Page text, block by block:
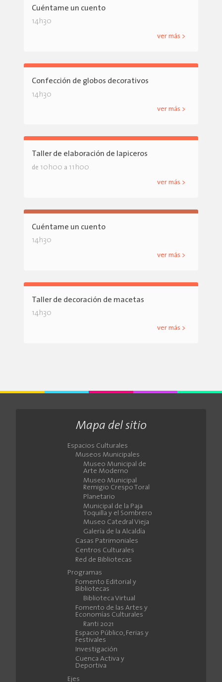
Cuéntame un cuento
14h30
ver más >
Confección de globos decorativos
14h30
ver más >
Taller de elaboración de lapiceros
de 10h00 a 11h00
ver más >
Cuéntame un cuento
14h30
ver más >
Taller de decoración de macetas
14h30
ver más >
Mapa del sitio
Espacios Culturales
Museos Municipales
Museo Municipal de
Arte Moderno
Museo Municipal
Remigio Crespo Toral
Planetario
Municipal de la Paja
Toquilla y el Sombrero
Museo Catedral Vieja
Galería de la Alcaldía
Casas Patrimoniales
Centros Culturales
Red de Bibliotecas
Programas
Fomento Editorial y
Bibliotecas
Biblioteca Virtual
Fomento de las Artes y
Economías Culturales
Ranti 2021
Espacio Público, Ferias y
Festivales
Investigación
Cuenca Activa y
Deportiva
Ejes